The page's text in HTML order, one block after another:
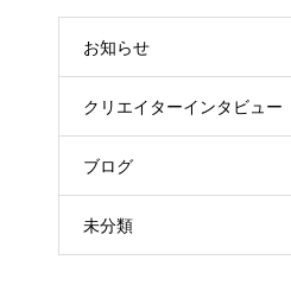
お知らせ
クリエイターインタビュー
ブログ
未分類